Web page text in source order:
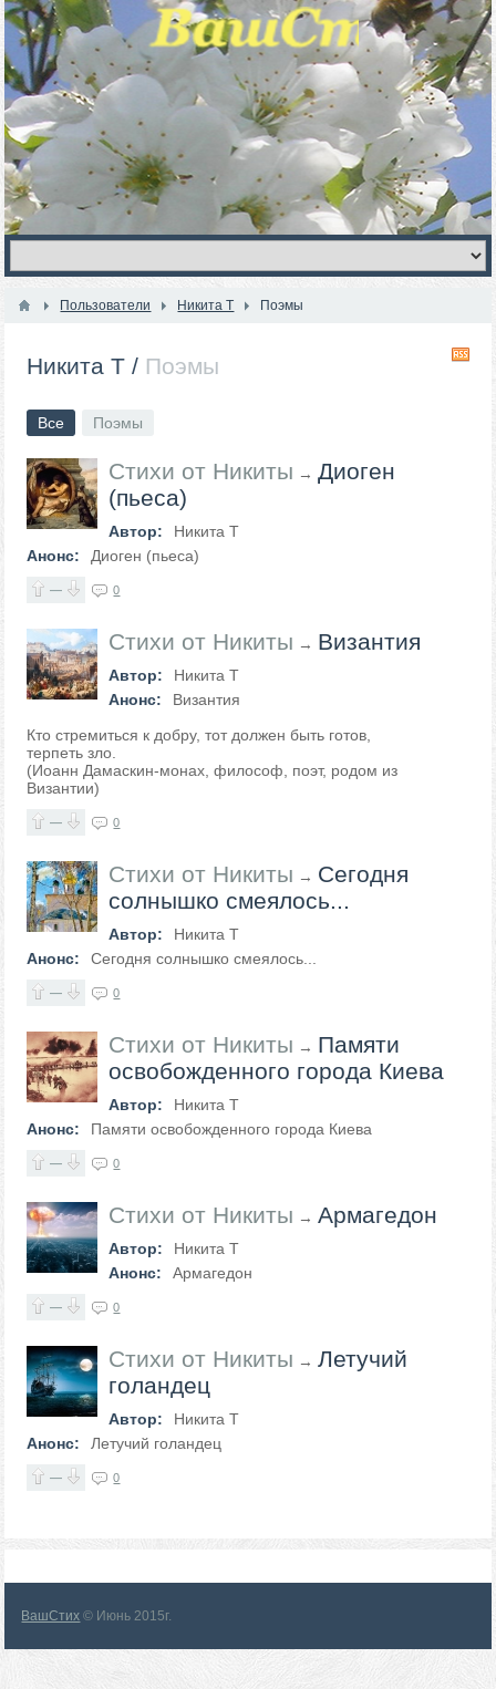
Пользователи Никита Т Поэмы
Никита Т / Поэмы
Все Поэмы
Стихи от Никиты →Диоген
(пьеса)
Автор:
Никита Т
Анонс:
Диоген (пьеса)
— 0
Стихи от Никиты → Византия
Автор:
Никита Т
Анонс:
Византия
Кто стремиться к добру, тот должен быть готов,
терпеть зло.
(Иоанн Дамаскин-монах, философ, поэт, родом из
Византии)
— 0
Стихи от Никиты → Сегодня
солнышко смеялось...
Автор:
Никита Т
Анонс:
Сегодня солнышко смеялось...
— 0
Стихи от Никиты → Памяти
освобожденного города Киева
Автор:
Никита Т
Анонс:
Памяти освобожденного города Киева
— 0
Стихи от Никиты →Армагедон
Автор:
Никита Т
Анонс:
Армагедон
— 0
Стихи от Никиты →Летучий
голандец
Автор:
Никита Т
Анонс:
Летучий голандец
— 0
ВашСтих © Июнь 2015г.